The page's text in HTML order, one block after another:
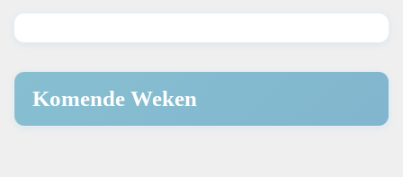
Komende Weken